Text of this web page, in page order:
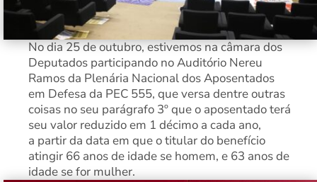
No dia 25 de outubro, estivemos na câmara dos
Deputados participando no Auditório Nereu
Ramos da Plenária Nacional dos Aposentados
em Defesa da PEC 555, que versa dentre outras
coisas no seu parágrafo 3º que o aposentado terá
seu valor reduzido em 1 décimo a cada ano,
a partir da data em que o titular do benefício
atingir 66 anos de idade se homem, e 63 anos de
idade se for mulher.